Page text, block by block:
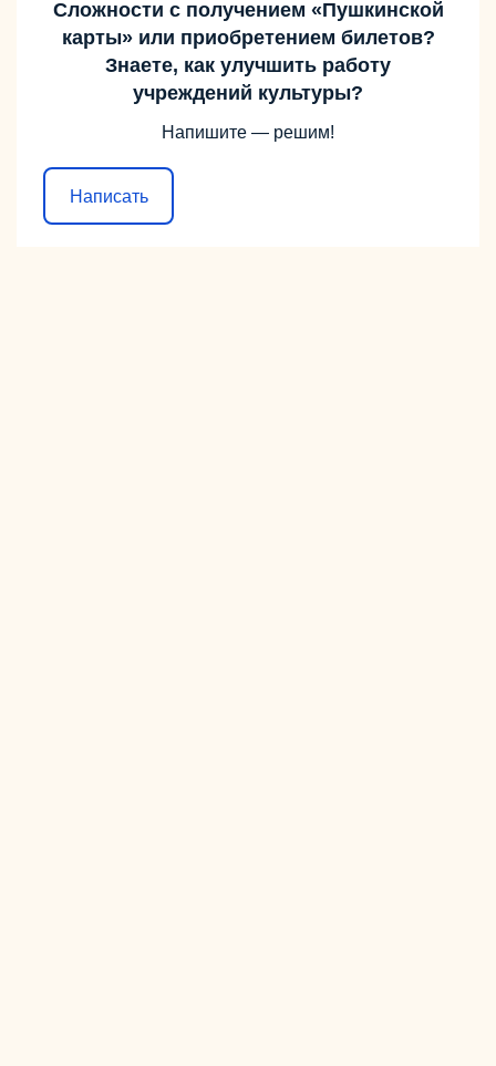
Сложности с получением «Пушкинской
карты» или приобретением билетов?
Знаете, как улучшить работу
учреждений культуры?
Напишите — решим!
Написать